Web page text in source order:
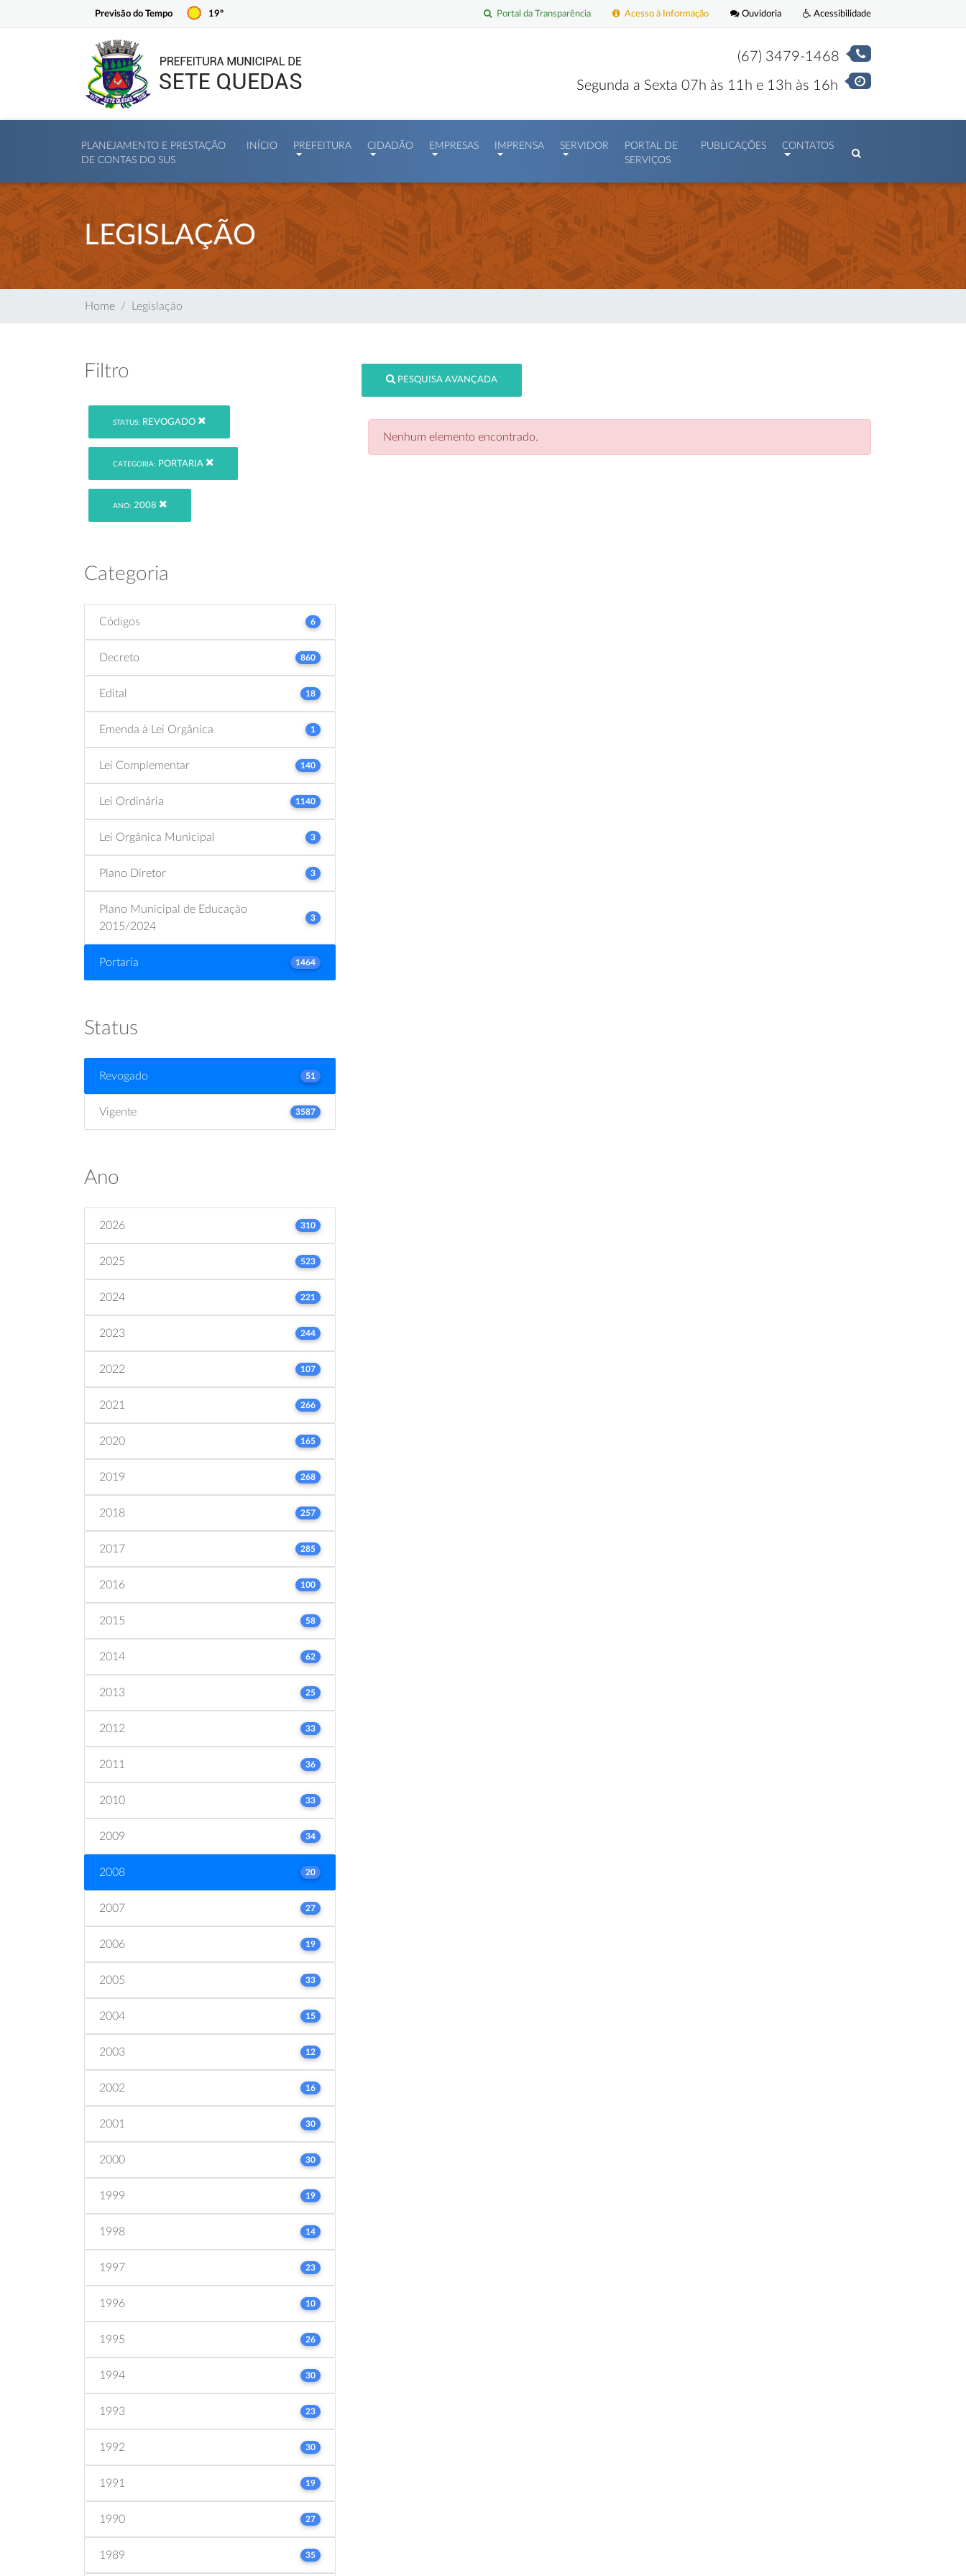
Previsão do Tempo 19º Acessibilidade
Ouvidoria
Acesso à Informação
Portal da Transparência
(67) 3479-1468
Segunda a Sexta 07h às 11h e 13h às 16h
PLANEJAMENTO E PRESTAÇÃO
DE CONTAS DO SUS
INÍCIO PREFEITURA CIDADÃO EMPRESAS IMPRENSA SERVIDOR
PORTAL DE
SERVIÇOS
PUBLICAÇÕES CONTATOS
LEGISLAÇÃO
Home Legislação
Filtro
STATUS: REVOGADO
CATEGORIA: PORTARIA
ANO: 2008
Categoria
Códigos 6
Decreto 860
Edital 18
Emenda à Lei Orgânica 1
Lei Complementar 140
Lei Ordinária 1140
Lei Orgânica Municipal 3
Plano Diretor 3
Plano Municipal de Educação
2015/2024
3
Portaria 1464
Status
Revogado 51
Vigente 3587
Ano
2026 310
2025 523
2024 221
2023 244
2022 107
2021 266
2020 165
2019 268
2018 257
2017 285
2016 100
2015 58
2014 62
2013 25
2012 33
2011 36
2010 33
2009 34
2008 20
2007 27
2006 19
2005 33
2004 15
2003 12
2002 16
2001 30
2000 30
1999 19
1998 14
1997 23
1996 10
1995 26
1994 30
1993 23
1992 30
1991 19
1990 27
1989 35
PESQUISA AVANÇADA
Nenhum elemento encontrado.